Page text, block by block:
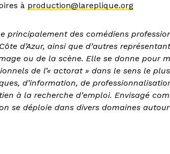
à production@lareplique.org
principalement des comédiens
d’Azur, ainsi que d’autres
ou de la scène. Elle se donne pour
de l’« actorat » dans le sens le
d’information, de
à la recherche d’emploi. Envisagé
se déploie dans divers domaines